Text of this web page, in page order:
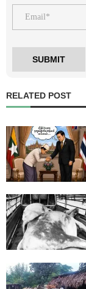
RELATED POST